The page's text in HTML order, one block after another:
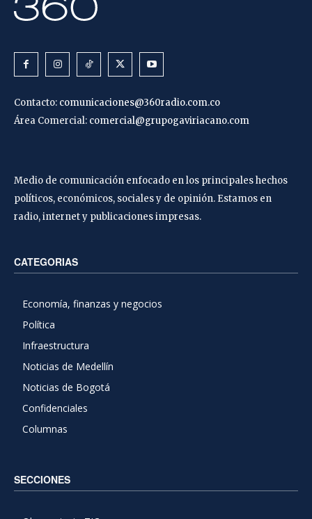
Contacto: comunicaciones@360radio.com.co
Área Comercial: comercial@grupogaviriacano.com
Medio de comunicación enfocado en los principales hechos
políticos, económicos, sociales y de opinión. Estamos en
radio, internet y publicaciones impresas.
CATEGORIAS
Economía, finanzas y negocios
Política
Infraestructura
Noticias de Medellín
Noticias de Bogotá
Confidenciales
Columnas
SECCIONES